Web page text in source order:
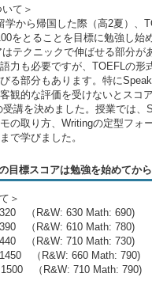
て＞
学から帰国した際（高2夏）、
をとることを目標に勉強し始
テクニックで伸ばせる部分が
力も必要ですが、TOEFLの形
る部分もあります。特に
観的な評価を受けないとスコ
講を決めました。授業では、
の取り方、Writingの定型フォ
で学びました。
目標スコアは勉強を始めてか
＞
（R&W: 630 Math: 690)
（R&W: 610 Math: 780)
（R&W: 710 Math: 730)
（R&W: 660 Math: 790)
（R&W: 710 Math: 790)